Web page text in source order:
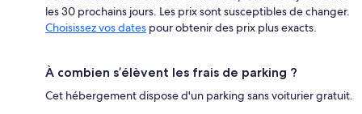
les 30 prochains jours. Les prix sont susceptibles de changer.
Choisissez vos dates pour obtenir des prix plus exacts.
À combien s’élèvent les frais de parking ?
Cet hébergement dispose d'un parking sans voiturier gratuit.